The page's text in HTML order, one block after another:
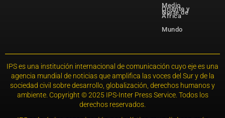
Medio
Oriente y
Norte de
África
Mundo
IPS es una institución internacional de comunicación cuyo eje es una
agencia mundial de noticias que amplifica las voces del Sur y de la
sociedad civil sobre desarrollo, globalización, derechos humanos y
ambiente. Copyright © 2025 IPS-Inter Press Service. Todos los
derechos reservados.